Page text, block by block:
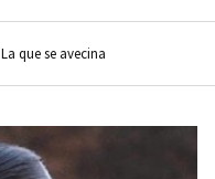
La que se avecina